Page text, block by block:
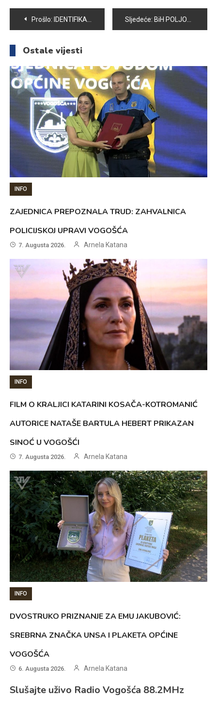
Navigacija
članaka
Prošlo: IDENTIFIKACIJA JE DOKAZ VJERODOSTOJNOSTI DOKUMENATA ZA KORISNIKE ODREĐENIH PRAVA Sljedeće: BiH POLJOPRIVREDA GODINAMA BEZ RAZVOJNE STRATEGIJE
Ostale vijesti
INFO
ZAJEDNICA PREPOZNALA TRUD: ZAHVALNICA
POLICIJSKOJ UPRAVI VOGOŠĆA
7. Augusta 2026. Arnela Katana
INFO
FILM O KRALJICI KATARINI KOSAČA-KOTROMANIĆ
AUTORICE NATAŠE BARTULA HEBERT PRIKAZAN
SINOĆ U VOGOŠĆI
7. Augusta 2026. Arnela Katana
INFO
DVOSTRUKO PRIZNANJE ZA EMU JAKUBOVIĆ:
SREBRNA ZNAČKA UNSA I PLAKETA OPĆINE
VOGOŠĆA
6. Augusta 2026. Arnela Katana
Slušajte uživo Radio Vogošća 88.2MHz